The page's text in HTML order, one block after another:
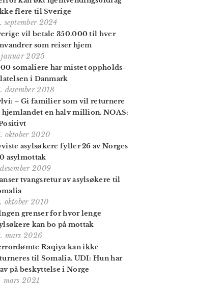
flere til Sverige
september 2024
vil betale 350.000 til hver
som reiser hjem
2025
somaliere har mistet oppholds­
i Danmark
desember 2018
– Gi familier som vil returnere
en halv million. NOAS:
oktober 2020
asylsøkere fyller 26 av Norges
asylmottak
2009
tvangsretur av asylsøkere til
oktober 2010
grenser for hvor lenge
kan bo på mottak
mars 2026
Raqiya kan ikke
til Somalia. UDI: Hun har
på beskyttelse i Norge
mars 2021